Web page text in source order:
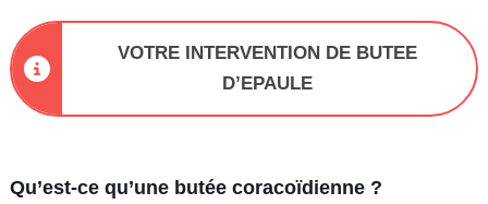
VOTRE INTERVENTION DE BUTEE
D’EPAULE
Qu’est-ce qu’une butée coracoïdienne ?